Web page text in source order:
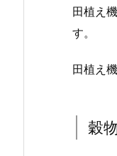
田植え
す。
田植え
穀